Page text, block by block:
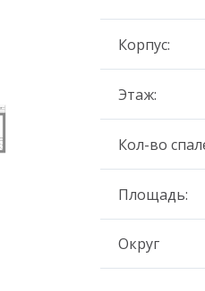
Корпус:
Этаж:
Кол-во
Площадь:
Округ